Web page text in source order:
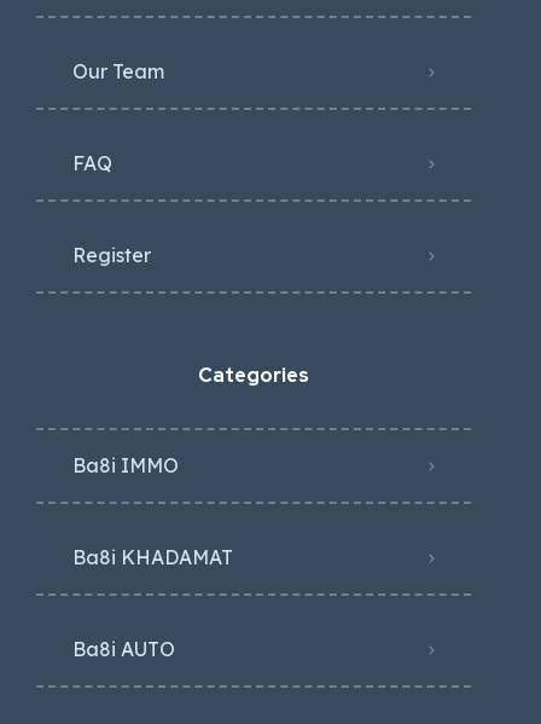
Our Team
FAQ
Register
Categories
Ba8i IMMO
Ba8i KHADAMAT
Ba8i AUTO